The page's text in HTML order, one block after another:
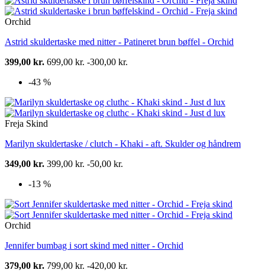
Orchid
Astrid skuldertaske med nitter - Patineret brun bøffel - Orchid
399,00 kr. 699,00 kr. -300,00 kr.
-43 %
Freja Skind
Marilyn skuldertaske / clutch - Khaki - aft. Skulder og håndrem
349,00 kr. 399,00 kr. -50,00 kr.
-13 %
Orchid
Jennifer bumbag i sort skind med nitter - Orchid
379,00 kr. 799,00 kr. -420,00 kr.